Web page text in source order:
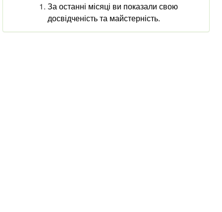
За останні місяці ви показали свою
досвідченість та майстерність.